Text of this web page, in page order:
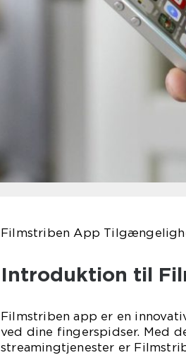
Filmstriben App
Introduktion til
Filmstriben app er en
ved dine fingerspidser. Med
streamingtjenester er